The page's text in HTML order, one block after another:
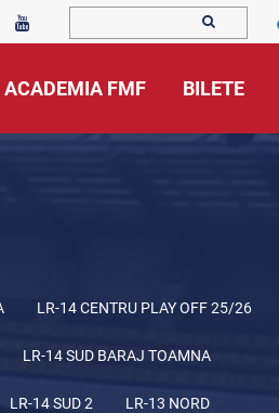
ACADEMIA FMF BILETE
LR-14 CENTRU PLAY OFF 25/26
LR-14 SUD BARAJ TOAMNA
LR-14 SUD 2 LR-13 NORD